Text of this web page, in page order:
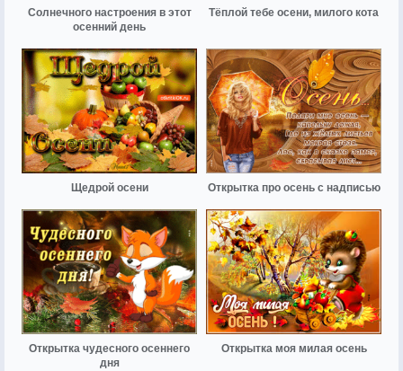
Солнечного настроения в этот
осенний день
Тёплой тебе осени, милого кота
Щедрой осени Открытка про осень с надписью
Открытка чудесного осеннего
дня
Открытка моя милая осень